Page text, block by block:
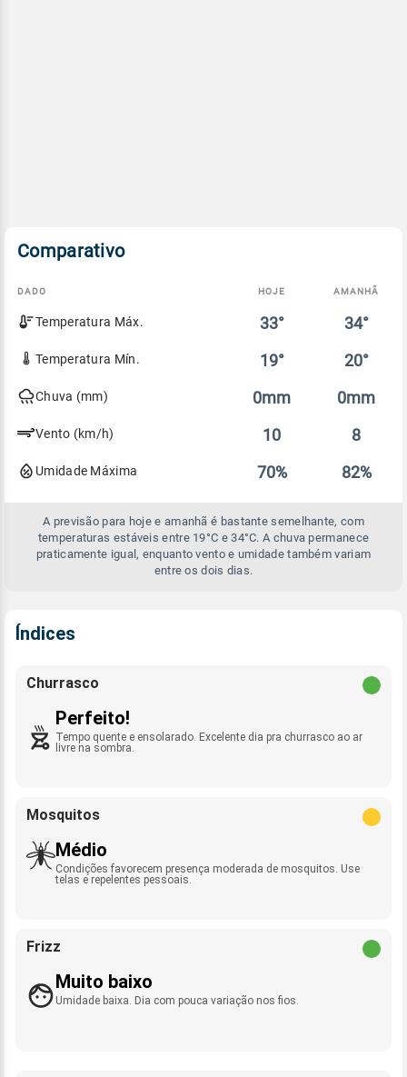
Comparativo
Comparativo
entre
previsão
hoje
DADO HOJE AMANHÃ
Temperatura Máx. 33° 34°
Temperatura Mín. 19° 20°
Chuva (mm) 0mm 0mm
Vento (km/h) 10 8
Umidade Máxima 70% 82%
A previsão para hoje e amanhã é bastante semelhante, com
temperaturas estáveis entre 19°C e 34°C. A chuva permanece
praticamente igual, enquanto vento e umidade também variam
entre os dois dias.
Índices
Churrasco
Perfeito!
Tempo quente e ensolarado. Excelente dia pra churrasco ao ar
livre na sombra.
Mosquitos
Médio
Condições favorecem presença moderada de mosquitos. Use
telas e repelentes pessoais.
Frizz
Muito baixo
Umidade baixa. Dia com pouca variação nos fios.